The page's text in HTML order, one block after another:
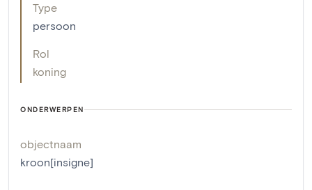
Type
persoon
Rol
koning
ONDERWERPEN
objectnaam
kroon[insigne]